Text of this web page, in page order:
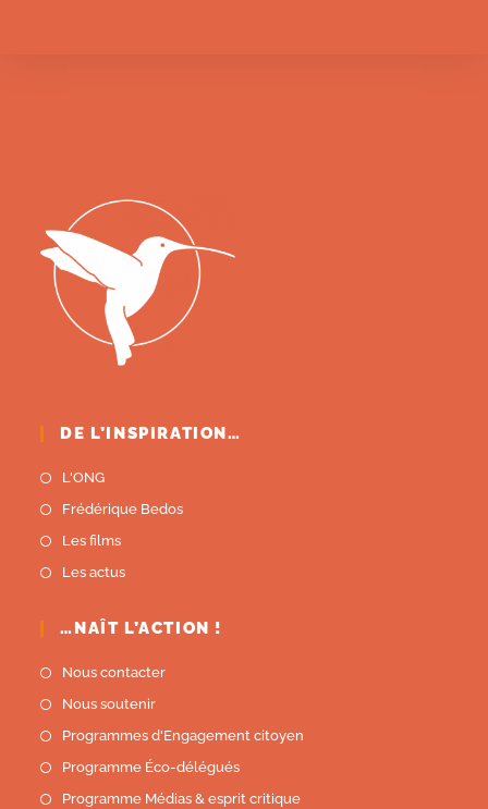
DE L’INSPIRATION…
L'ONG
Frédérique Bedos
Les films
Les actus
…NAÎT L’ACTION !
Nous contacter
Nous soutenir
Programmes d'Engagement citoyen
Programme Éco-délégués
Programme Médias & esprit critique